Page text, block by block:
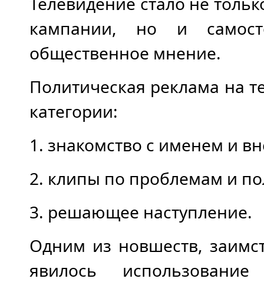
кампании, но и
обществен­ное мнение.
Политическая реклама на
категории:
1. знакомство с именем и
2. клипы по проблемам и
3. решающее наступление.
Одним из новшеств,
явилось